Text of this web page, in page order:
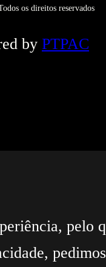
os direitos reservados
by PTPAC
pelo